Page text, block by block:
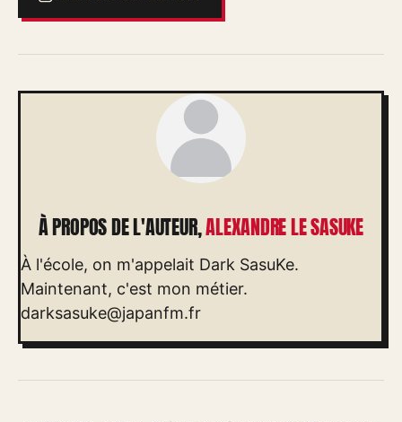
À PROPOS DE L'AUTEUR,ALEXANDRE LE SASUKE
À l'école, on m'appelait Dark SasuKe.
Maintenant, c'est mon métier.
darksasuke@japanfm.fr